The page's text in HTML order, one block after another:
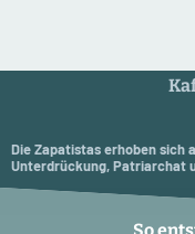
Die Zapatistas erhoben sich
Unterdrückung, Patriarchat